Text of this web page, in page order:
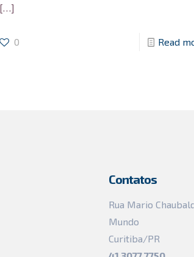
[…]
0 Read
Contatos
Rua Mario
Mundo
Curitiba/PR